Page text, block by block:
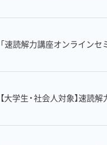
「速読解力講座オンラインセ
【大学生・社会人対象】速読